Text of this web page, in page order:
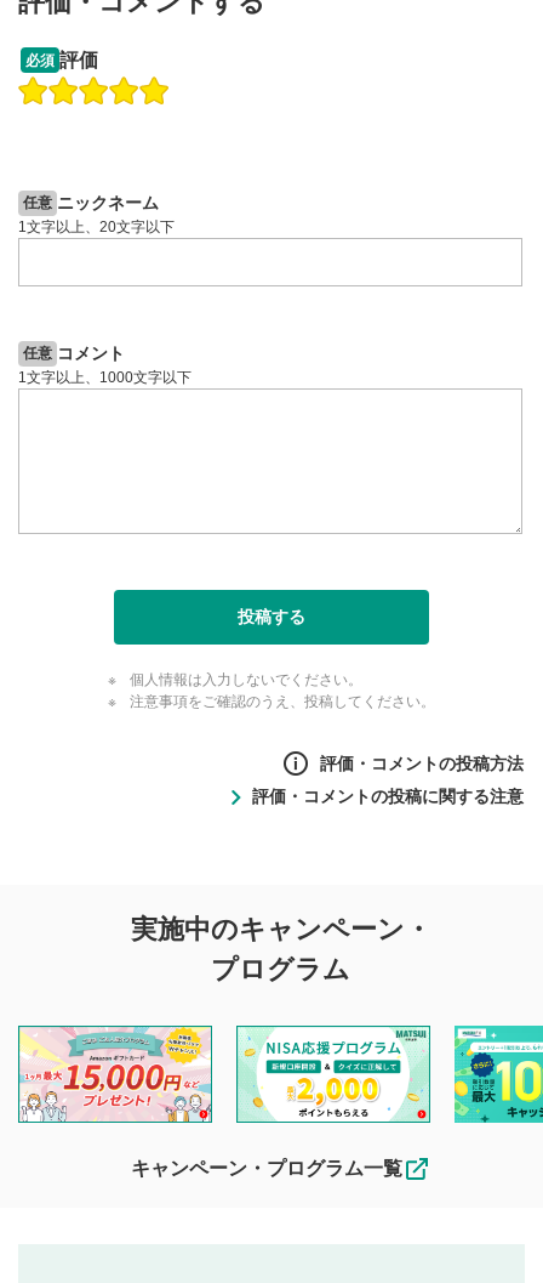
操作説明動画
必須 評価
任意 ニックネーム
1文字以上、20文字以下
任意 コメント
1文字以上、1000文字以下
投稿する
個人情報は入力しないでください。
注意事項をご確認のうえ、投稿してください。
評価・コメントの投稿方法
評価・コメントの投稿に関する注意
投稿に関する注意
を目的として、各動画コンテンツに、評価およびコメントの
投稿ができます。利用者は以下の注意事項をご理解のうえ、
閲覧および投稿を行うものとしてください。
他の利用者が動画を視聴される際の参考になるコメントをお
待ちしております。
なお、投稿をもって、本注意事項に同意されたものとみなし
実施中のキャンペーン・
プログラム
キャンペーン・プログラム一覧